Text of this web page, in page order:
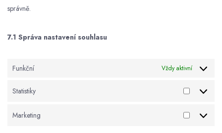
správně.
7.1 Správa nastavení souhlasu
Funkční Vždy aktivní
Statistiky
Statistiky
Marketing
Marketing